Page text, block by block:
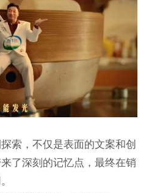
索，不仅是表面的文案和创
了深刻的记忆点，最终在销